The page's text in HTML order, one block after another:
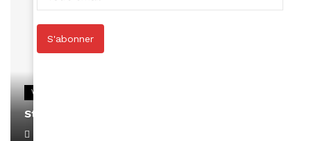
VIDEOS
Stacy passe un message
S'abonner